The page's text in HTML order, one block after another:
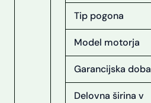
Tip pogona
Model motorja
Garancijska doba
Delovna širina v